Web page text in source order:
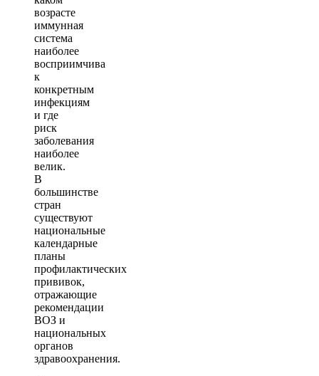
возрасте
иммунная
система
наиболее
восприимчива
к
конкретным
инфекциям
и где
риск
заболевания
наиболее
велик.
В
большинстве
стран
существуют
национальные
календарные
планы
профилактических
прививок,
отражающие
рекомендации
ВОЗ и
национальных
органов
здравоохранения.